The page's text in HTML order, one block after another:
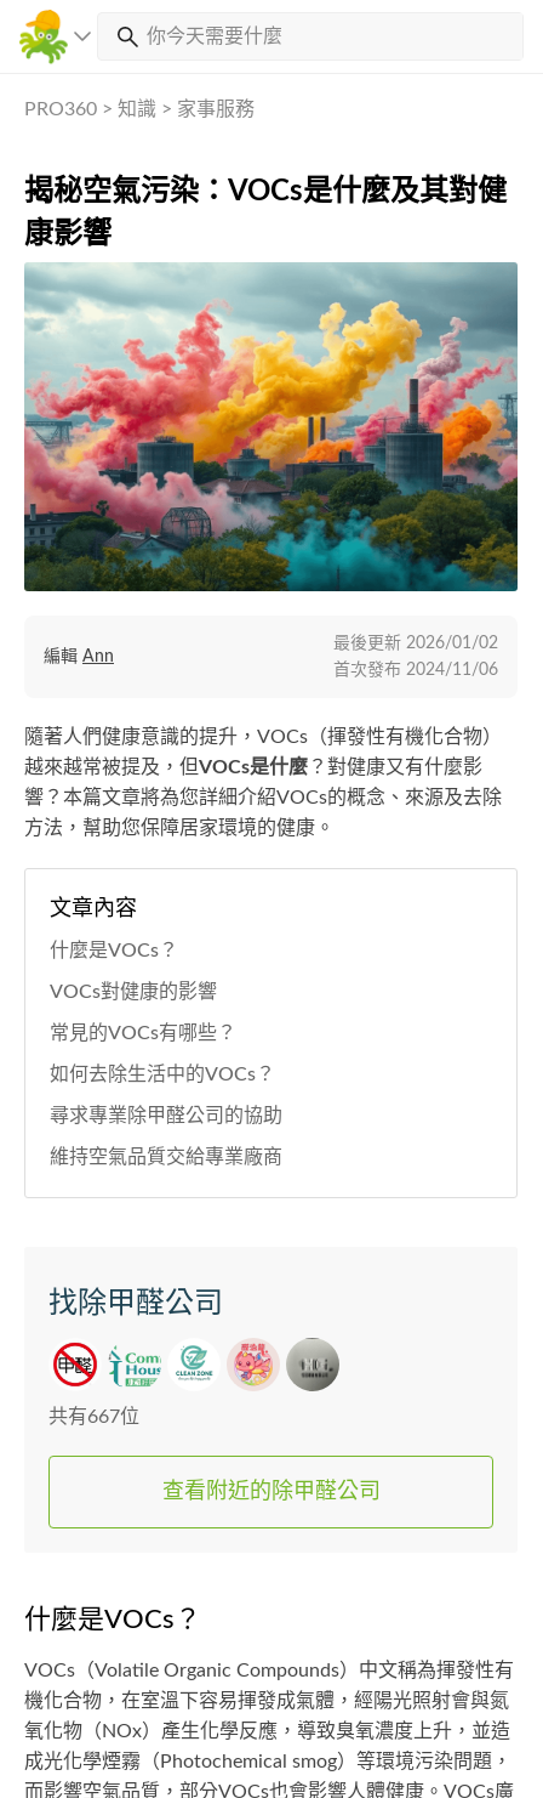
PRO360 > 知識 > 家事服務
揭秘空氣污染：VOCs是什麼及其對健
康影響
隨著人們健康意識的提升，VOCs（揮發性有機化合物）
越來越常被提及，但VOCs是什麼 ？對健康又有什麼影
響？本篇文章將為您詳細介紹VOCs的概念、來源及去除
方法，幫助您保障居家環境的健康。
編輯 Ann
最後更新 2026/01/02
首次發布 2024/11/06
文章內容
什麼是VOCs？
VOCs對健康的影響
常見的VOCs有哪些？
如何去除生活中的VOCs？
尋求專業除甲醛公司的協助
維持空氣品質交給專業廠商
找除甲醛公司
共有667位
查看附近的除甲醛公司
什麼是VOCs？
VOCs（Volatile Organic Compounds）中文稱為揮發性有
機化合物，在室溫下容易揮發成氣體，經陽光照射會與氮
氧化物（NOx）產生化學反應，導致臭氧濃度上升，並造
成光化學煙霧（Photochemical smog）等環境污染問題，
而影響空氣品質，部分VOCs也會影響人體健康。VOCs廣